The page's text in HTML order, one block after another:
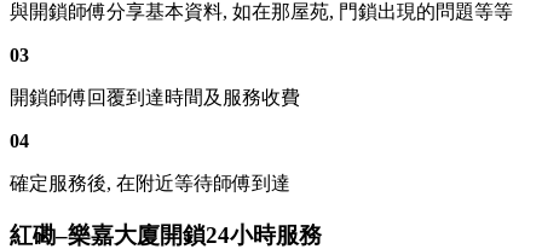
與開鎖師傅分享基本資料, 如在那屋苑, 門鎖出現的問題等等
03
開鎖師傅回覆到達時間及服務收費
04
確定服務後, 在附近等待師傅到達
紅磡–樂嘉大廈開鎖24小時服務